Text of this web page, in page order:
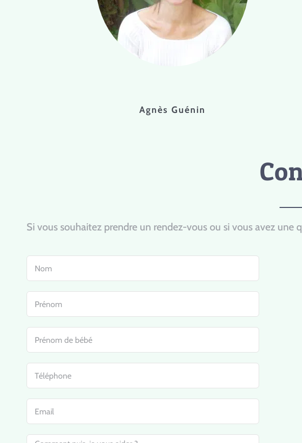
Agnès Guénin
Si vous souhaitez prendre un rendez-vous ou si vous avez une